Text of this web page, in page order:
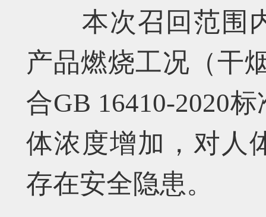
本次召回范围内
产品燃烧工况（干
合GB 16410-2020
体浓度增加，对人
存在安全隐患。